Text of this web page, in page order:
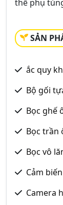
thế phụ
SẢN
ắc quy
Bộ gối
Bọc ghế
Bọc trần
Bọc vô
Cảm
Camera